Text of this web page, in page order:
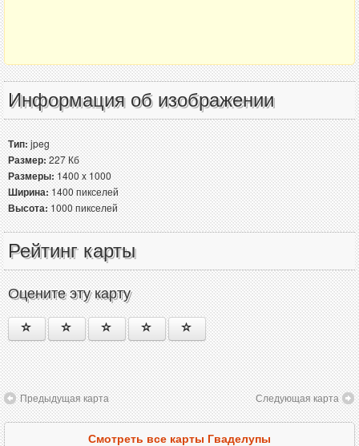
Информация об изображении
Тип:jpeg
Размер:227 Кб
Размеры:1400 x 1000
Ширина:1400 пикселей
Высота:1000 пикселей
Рейтинг карты
Оцените эту карту
Предыдущая карта Следующая карта
Смотреть все карты Гваделупы